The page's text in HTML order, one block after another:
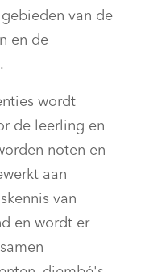
van de
en de
wordt
de leerling en
noten en
aan
van
en wordt er